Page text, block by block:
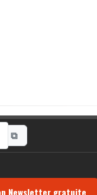
⧉
Newsletter gratuite